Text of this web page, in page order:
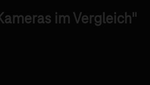
im Vergleich"